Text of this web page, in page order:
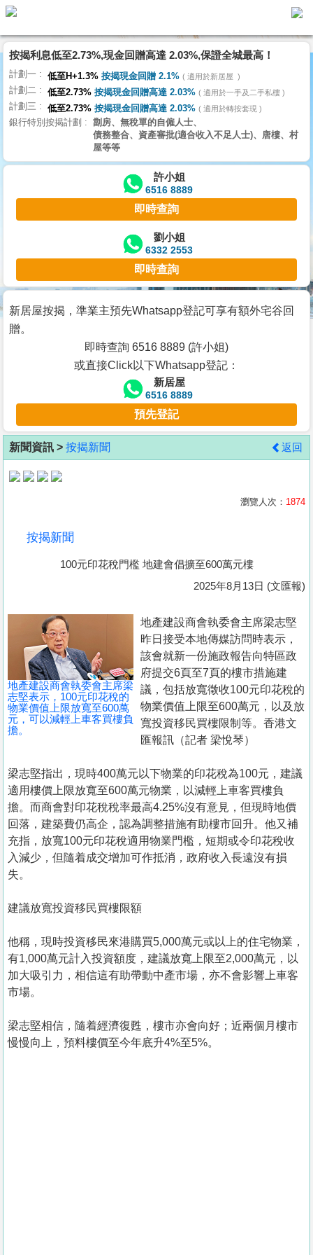
代
理
主
頁
搵
樓/
交
業
主
宅
谷
按
客
地
產
業
冊
關
們
按揭利息低至2.73%,現金回贈高達 2.03%,保證全城最高！
計劃一 低至H+1.3% 按揭現金回贈 2.1% 適用於新居屋
計劃二 低至2.73% 按揭現金回贈高達 2.03% 適用於一手及二手私樓
計劃三 低至2.73% 按揭現金回贈高達 2.03% 適用於轉按套現
銀行特別按揭計劃
劏房、無稅單的自僱人士、
債務整合、資產審批(適合收入不足人士)、唐樓、村
屋等等
許小姐
6516 8889
即時查詢
劉小姐
6332 2553
即時查詢
新居屋按揭，準業主預先Whatsapp登記可享有額外宅谷回
贈。
即時查詢 6516 8889 (許小姐)
或直接Click以下Whatsapp登記：
新居屋
6516 8889
預先登記
新聞資訊 > 按揭新聞 返回
瀏覽人次： 1874
按揭新聞
100元印花稅門檻 地建會倡擴至600萬元樓
2025年8月13日 (文匯報)
地產建設商會執委會主席梁
志堅表示，100元印花稅的
物業價值上限放寬至600萬
元，可以減輕上車客買樓負
擔。
地產建設商會執委會主席梁志堅
昨日接受本地傳媒訪問時表示，
該會就新一份施政報告向特區政
府提交6頁至7頁的樓市措施建
議，包括放寬徵收100元印花稅的
物業價值上限至600萬元，以及放
寬投資移民買樓限制等。香港文
匯報訊（記者 梁悅琴）
梁志堅指出，現時400萬元以下物業的印花稅為100元，建議
適用樓價上限放寬至600萬元物業，以減輕上車客買樓負
擔。而商會對印花稅稅率最高4.25%沒有意見，但現時地價
回落，建築費仍高企，認為調整措施有助樓市回升。他又補
充指，放寬100元印花稅適用物業門檻，短期或令印花稅收
入減少，但隨着成交增加可作抵消，政府收入長遠沒有損
失。
建議放寬投資移民買樓限額
他稱，現時投資移民來港購買5,000萬元或以上的住宅物業，
有1,000萬元計入投資額度，建議放寬上限至2,000萬元，以
加大吸引力，相信這有助帶動中產市場，亦不會影響上車客
市場。
梁志堅相信，隨着經濟復甦，樓市亦會向好；近兩個月樓市
慢慢向上，預料樓價至今年底升4%至5%。